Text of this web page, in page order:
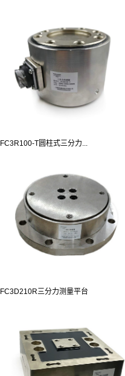
FC3R100-T圆柱式三分力...
FC3D210R三分力测量平台